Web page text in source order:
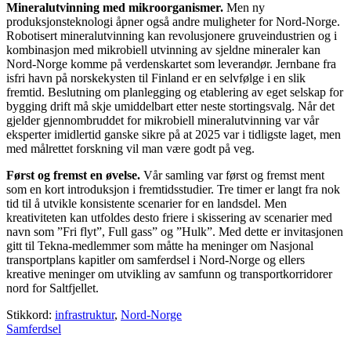
Mineralutvinning med mikroorganismer. Men ny
produksjonsteknologi åpner også andre muligheter for Nord-Norge.
Robotisert mineralutvinning kan revolusjonere gruveindustrien og i
kombinasjon med mikrobiell utvinning av sjeldne mineraler kan
Nord-Norge komme på verdenskartet som leverandør. Jernbane fra
isfri havn på norskekysten til Finland er en selvfølge i en slik
fremtid. Beslutning om planlegging og etablering av eget selskap for
bygging drift må skje umiddelbart etter neste stortingsvalg. Når det
gjelder gjennombruddet for mikrobiell mineralutvinning var vår
eksperter imidlertid ganske sikre på at 2025 var i tidligste laget, men
med målrettet forskning vil man være godt på veg.
Først og fremst en øvelse. Vår samling var først og fremst ment
som en kort introduksjon i fremtidsstudier. Tre timer er langt fra nok
tid til å utvikle konsistente scenarier for en landsdel. Men
kreativiteten kan utfoldes desto friere i skissering av scenarier med
navn som ”Fri flyt”, Full gass” og ”Hulk”. Med dette er invitasjonen
gitt til Tekna-medlemmer som måtte ha meninger om Nasjonal
transportplans kapitler om samferdsel i Nord-Norge og ellers
kreative meninger om utvikling av samfunn og transportkorridorer
nord for Saltfjellet.
Stikkord: infrastruktur, Nord-Norge
Samferdsel